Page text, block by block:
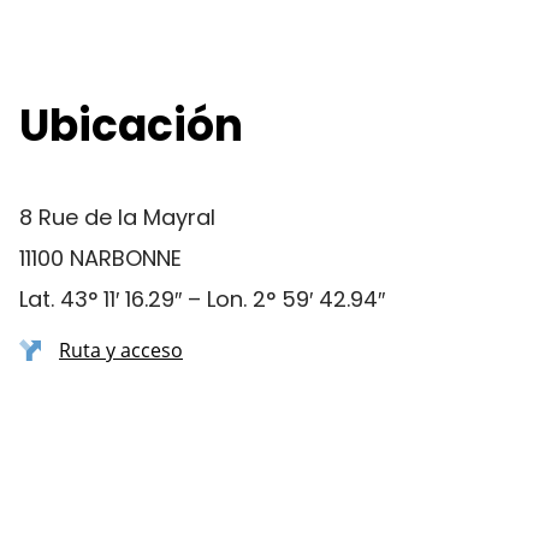
Ubicación
8 Rue de la Mayral
11100 NARBONNE
Lat. 43° 11′ 16.29″ – Lon. 2° 59′ 42.94″
Ruta y acceso